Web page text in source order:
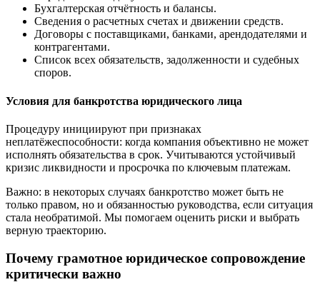
Бухгалтерская отчётность и балансы.
Сведения о расчетных счетах и движении средств.
Договоры с поставщиками, банками, арендодателями и
контрагентами.
Список всех обязательств, задолженности и судебных
споров.
Условия для банкротства юридического лица
Процедуру инициируют при признаках
неплатёжеспособности: когда компания объективно не может
исполнять обязательства в срок. Учитываются устойчивый
кризис ликвидности и просрочка по ключевым платежам.
Важно: в некоторых случаях банкротство может быть не
только правом, но и обязанностью руководства, если ситуация
стала необратимой. Мы помогаем оценить риски и выбрать
верную траекторию.
Почему грамотное юридическое сопровождение
критически важно